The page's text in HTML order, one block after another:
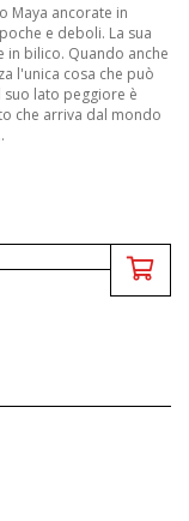
Maya ancorate in
e deboli. La sua
in bilico. Quando anche
l'unica cosa che può
lato peggiore è
che arriva dal mondo